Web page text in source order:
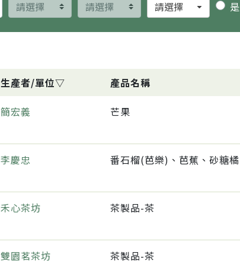
是
生產者/單位▽ 產品名稱
簡宏義 芒果
李慶忠 番石榴(芭樂)、芭蕉、砂糖橘
禾心茶坊 茶製品-茶
雙園茗茶坊 茶製品-茶